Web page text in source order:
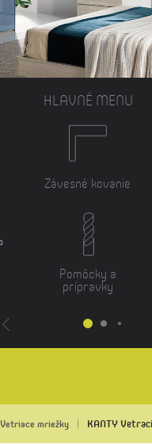
HLAVNÉ MENU
Závesné kovanie
Pomôcky a
prípravky
Vetriace mriežky KANTY